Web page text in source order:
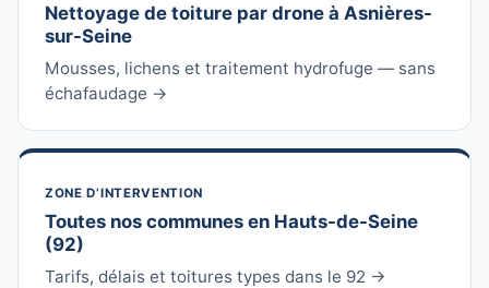
Nettoyage de toiture par drone à Asnières-
sur-Seine
Mousses, lichens et traitement hydrofuge — sans
échafaudage →
ZONE D’INTERVENTION
Toutes nos communes en Hauts-de-Seine
(92)
Tarifs, délais et toitures types dans le 92 →